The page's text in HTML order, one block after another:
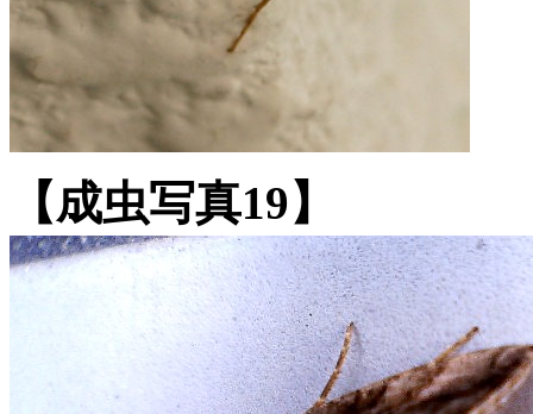
【成虫写真19】